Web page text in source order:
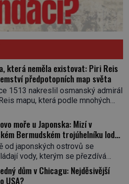
která neměla existovat: Piri Reis
předpotopních map světa
1513 nakreslil osmanský admirál
mapu, která podle mnohých
gazelí kůže se totiž objevuje
připomínající Antarktidu bez
příkrovu, tři sta let před jejím
Odkud čerpal? Existovala
civilizace se znalostmi, jež
dosud nezaznamenala? Píše
1513, osmanský […]
moře u Japonska: Mizí v
Bermudském trojúhelníku lodě
neznámé síly?
od japonských ostrovů se
vody, kterým se přezdívá
moře. Vypráví se o lodích
beze stopy, podivných
dům v Chicagu: Nejděsivější
USA?